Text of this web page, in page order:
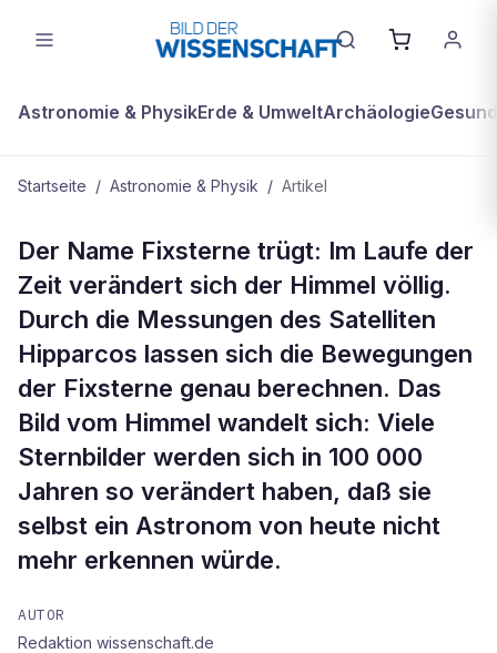
Astronomie & PhysikErde & UmweltArchäologie
Startseite / Astronomie & Physik / Artikel
Titelthema - Das Weltall wird neu
vermessen: Wenn der Große Bär zur
Ente wird
Der Name Fixsterne trügt: Im Laufe der
Zeit verändert sich der Himmel völlig.
Durch die Messungen des Satelliten
Hipparcos lassen sich die Bewegungen
der Fixsterne genau berechnen. Das
Bild vom Himmel wandelt sich: Viele
Sternbilder werden sich in 100 000
Jahren so verändert haben, daß sie
selbst ein Astronom von heute nicht
mehr erkennen würde.
AUTOR
Redaktion wissenschaft.de